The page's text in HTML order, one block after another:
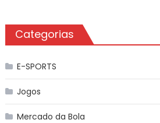
Categorias
E-SPORTS
Jogos
Mercado da Bola